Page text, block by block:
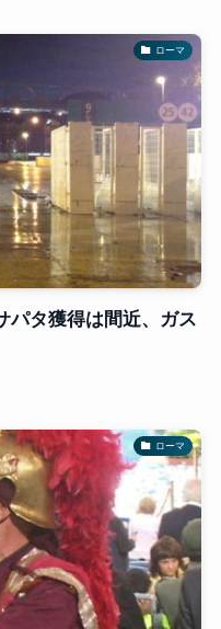
ローマ
パタ獲得は間近、ガス
ローマ